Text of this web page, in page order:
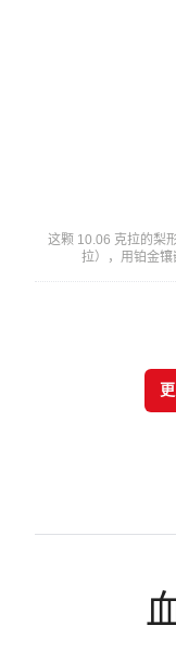
这颗 10.06 克拉的梨
拉），用铂金镶